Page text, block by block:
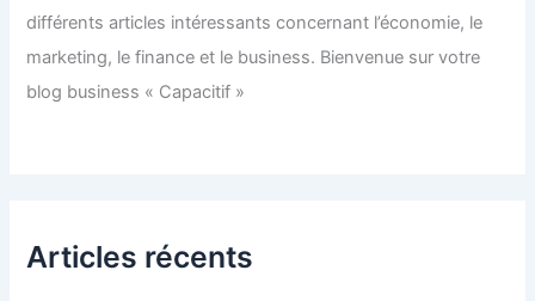
différents articles intéressants concernant l’économie, le
marketing, le finance et le business. Bienvenue sur votre
blog business « Capacitif »
Articles récents